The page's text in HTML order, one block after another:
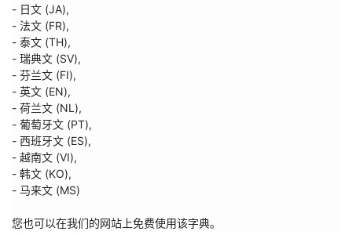
- 日文 (JA),
- 法文 (FR),
- 泰文 (TH),
- 瑞典文 (SV),
- 芬兰文 (FI),
- 英文 (EN),
- 荷兰文 (NL),
- 葡萄牙文 (PT),
- 西班牙文 (ES),
- 越南文 (VI),
- 韩文 (KO),
- 马来文 (MS)
您也可以在我们的网站上免费使用该字典。